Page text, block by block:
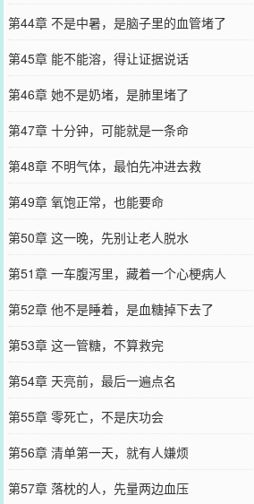
第44章 不是中暑，是脑子里的血管堵了
第45章 能不能溶，得让证据说话
第46章 她不是奶堵，是肺里堵了
第47章 十分钟，可能就是一条命
第48章 不明气体，最怕先冲进去救
第49章 氧饱正常，也能要命
第50章 这一晚，先别让老人脱水
第51章 一车腹泻里，藏着一个心梗病人
第52章 他不是睡着，是血糖掉下去了
第53章 这一管糖，不算救完
第54章 天亮前，最后一遍点名
第55章 零死亡，不是庆功会
第56章 清单第一天，就有人嫌烦
第57章 落枕的人，先量两边血压